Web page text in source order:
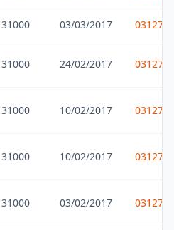
31000 03/03/2017
31000 24/02/2017
31000 10/02/2017
31000 10/02/2017
31000 03/02/2017